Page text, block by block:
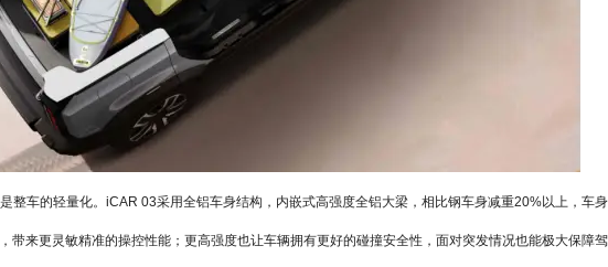
整车的轻量化。iCAR 03采用全铝车身结构，内嵌式高强度全铝大梁，相比钢车身减重20%以上，车身
带来更灵敏精准的操控性能；更高强度也让车辆拥有更好的碰撞安全性，面对突发情况也能极大保障